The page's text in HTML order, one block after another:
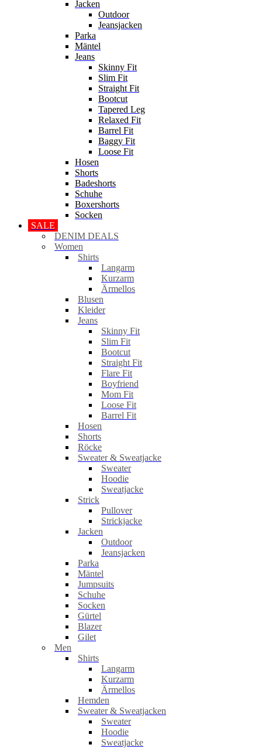
Jacken
Outdoor
Jeansjacken
Parka
Mäntel
Jeans
Skinny Fit
Slim Fit
Straight Fit
Bootcut
Tapered Leg
Relaxed Fit
Barrel Fit
Baggy Fit
Loose Fit
Hosen
Shorts
Badeshorts
Schuhe
Boxershorts
Socken
SALE
DENIM DEALS
Women
Shirts
Langarm
Kurzarm
Ärmellos
Blusen
Kleider
Jeans
Skinny Fit
Slim Fit
Bootcut
Straight Fit
Flare Fit
Boyfriend
Mom Fit
Loose Fit
Barrel Fit
Hosen
Shorts
Röcke
Sweater & Sweatjacke
Sweater
Hoodie
Sweatjacke
Strick
Pullover
Strickjacke
Jacken
Outdoor
Jeansjacken
Parka
Mäntel
Jumpsuits
Schuhe
Socken
Gürtel
Blazer
Gilet
Men
Shirts
Langarm
Kurzarm
Ärmellos
Hemden
Sweater & Sweatjacken
Sweater
Hoodie
Sweatjacke